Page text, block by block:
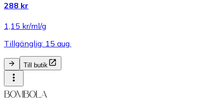
288 kr
1,15 kr/ml/g
Tillgänglig: 15 aug.
Till butik